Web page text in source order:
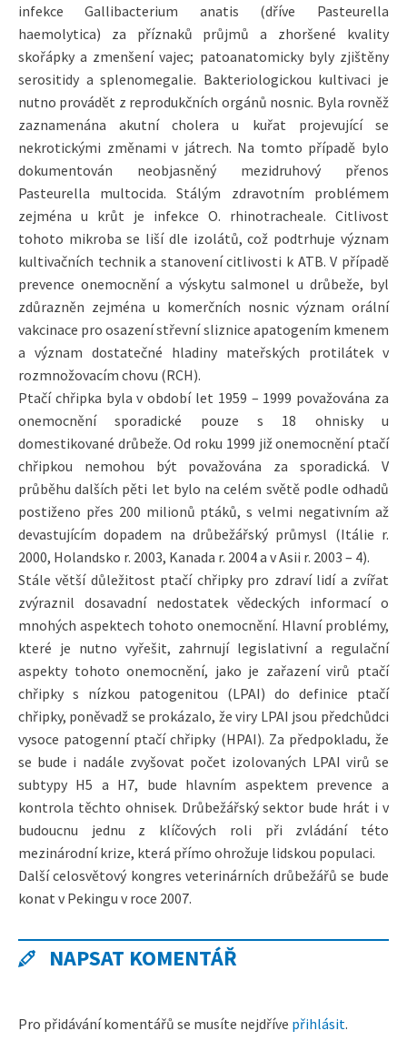
infekce Gallibacterium anatis (dříve Pasteurella
haemolytica) za příznaků průjmů a zhoršené kvality
skořápky a zmenšení vajec; patoanatomicky byly zjištěny
serositidy a splenomegalie. Bakteriologickou kultivaci je
nutno provádět z reprodukčních orgánů nosnic. Byla rovněž
zaznamenána akutní cholera u kuřat projevující se
nekrotickými změnami v játrech. Na tomto případě bylo
dokumentován neobjasněný mezidruhový přenos
Pasteurella multocida. Stálým zdravotním problémem
zejména u krůt je infekce O. rhinotracheale. Citlivost
tohoto mikroba se liší dle izolátů, což podtrhuje význam
kultivačních technik a stanovení citlivosti k ATB. V případě
prevence onemocnění a výskytu salmonel u drůbeže, byl
zdůrazněn zejména u komerčních nosnic význam orální
vakcinace pro osazení střevní sliznice apatogením kmenem
a význam dostatečné hladiny mateřských protilátek v
rozmnožovacím chovu (RCH).
Ptačí chřipka byla v období let 1959 – 1999 považována za
onemocnění sporadické pouze s 18 ohnisky u
domestikované drůbeže. Od roku 1999 již onemocnění ptačí
chřipkou nemohou být považována za sporadická. V
průběhu dalších pěti let bylo na celém světě podle odhadů
postiženo přes 200 milionů ptáků, s velmi negativním až
devastujícím dopadem na drůbežářský průmysl (Itálie r.
2000, Holandsko r. 2003, Kanada r. 2004 a v Asii r. 2003 – 4).
Stále větší důležitost ptačí chřipky pro zdraví lidí a zvířat
zvýraznil dosavadní nedostatek vědeckých informací o
mnohých aspektech tohoto onemocnění. Hlavní problémy,
které je nutno vyřešit, zahrnují legislativní a regulační
aspekty tohoto onemocnění, jako je zařazení virů ptačí
chřipky s nízkou patogenitou (LPAI) do definice ptačí
chřipky, poněvadž se prokázalo, že viry LPAI jsou předchůdci
vysoce patogenní ptačí chřipky (HPAI). Za předpokladu, že
se bude i nadále zvyšovat počet izolovaných LPAI virů se
subtypy H5 a H7, bude hlavním aspektem prevence a
kontrola těchto ohnisek. Drůbežářský sektor bude hrát i v
budoucnu jednu z klíčových roli při zvládání této
mezinárodní krize, která přímo ohrožuje lidskou populaci.
Další celosvětový kongres veterinárních drůbežářů se bude
konat v Pekingu v roce 2007.
NAPSAT KOMENTÁŘ
Pro přidávání komentářů se musíte nejdříve přihlásit.